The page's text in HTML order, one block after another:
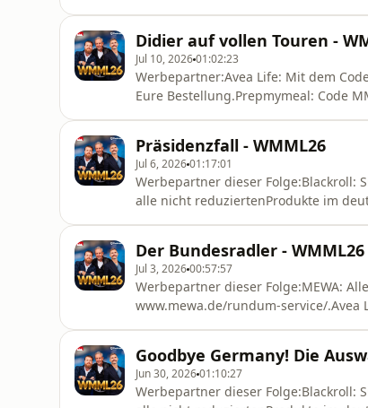
Minuten zubereitet ► Jetzt
Didier auf vollen Touren -
Jul 10, 202601:02:23
Werbepartner:Avea Life: Mit dem
Eure Bestellung.Prepmymeal: Code
Präsidenzfall - WMML26
Jul 6, 202601:17:01
Werbepartner dieser Folge:Blackroll:
alle nicht reduziertenProdukte im
AG1 jetzt testen und auf drin
Der Bundesradler - WMML26
Jul 3, 202600:57:57
Werbepartner dieser Folge:MEWA:
⁠⁠⁠www.mewa.de/rundum-service/⁠⁠⁠.Avea
Goodbye Germany! Die
Jun 30, 202601:10:27
Werbepartner dieser Folge:Blackroll: